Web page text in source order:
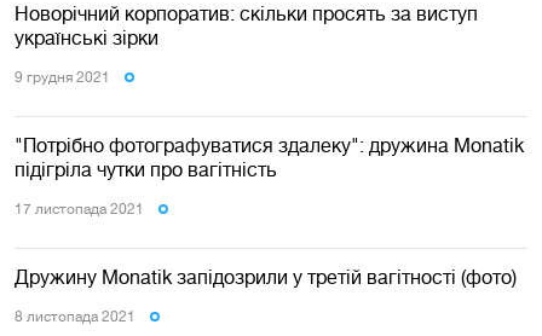
Новорічний корпоратив: скільки просять за виступ
українські зірки
9 грудня 2021
"Потрібно фотографуватися здалеку": дружина Monatik
підігріла чутки про вагітність
17 листопада 2021
Дружину Monatik запідозрили у третій вагітності (фото)
8 листопада 2021